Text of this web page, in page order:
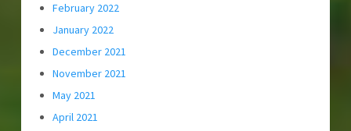
February 2022
January 2022
December 2021
November 2021
May 2021
April 2021